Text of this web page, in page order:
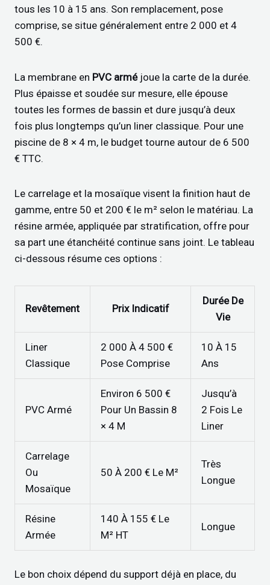
tous les 10 à 15 ans. Son remplacement, pose
comprise, se situe généralement entre 2 000 et 4
500 €.
La membrane en PVC arméjoue la carte de la durée.
Plus épaisse et soudée sur mesure, elle épouse
toutes les formes de bassin et dure jusqu’à deux
fois plus longtemps qu’un liner classique. Pour une
piscine de 8 × 4 m, le budget tourne autour de 6 500
€ TTC.
Le carrelage et la mosaïque visent la finition haut de
gamme, entre 50 et 200 € le m² selon le matériau. La
résine armée, appliquée par stratification, offre pour
sa part une étanchéité continue sans joint. Le tableau
ci-dessous résume ces options :
Revêtement Prix Indicatif
Durée De
Vie
Liner
Classique
2 000 À 4 500 €
Pose Comprise
10 À 15
Ans
PVC Armé
Environ 6 500 €
Pour Un Bassin 8
× 4 M
Jusqu’à
2 Fois Le
Liner
Carrelage
Ou
Mosaïque
50 À 200 € Le M²
Très
Longue
Résine
Armée
140 À 155 € Le
M² HT
Longue
Le bon choix dépend du support déjà en place, du